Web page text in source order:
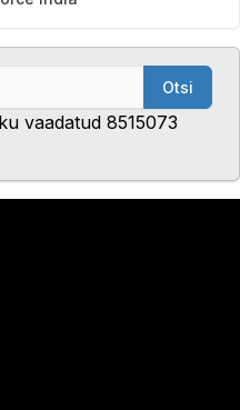
Otsi
vaadatud 8515073